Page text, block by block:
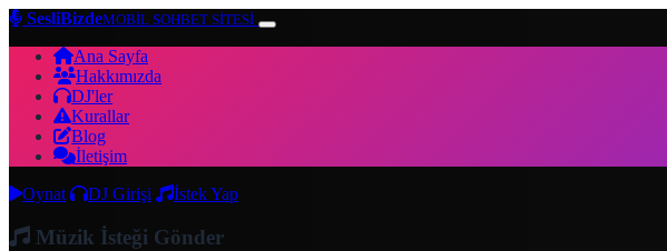
SesliBizdeMOBİL SOHBET SİTESİ
Ana Sayfa
Hakkımızda
DJ'ler
Kurallar
Blog
İletişim
Oynat
DJ Girişi İstek Yap
Müzik İsteği Gönder